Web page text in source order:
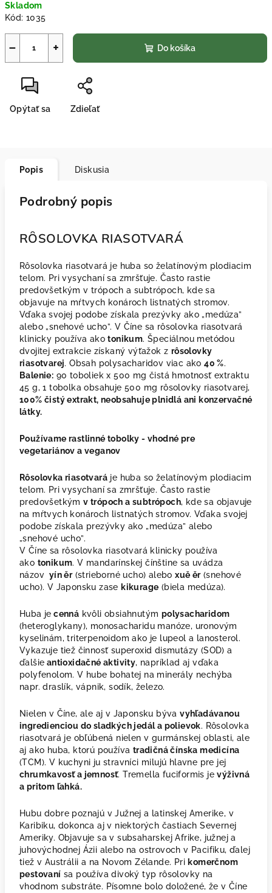
cena:
Skladom
Kód: 1035
+
− Do košíka
Opýtať sa Zdieľať
Popis Diskusia
Podrobný popis
RȎSOLOVKA RIASOTVARÁ
Rôsolovka riasotvará je huba so želatínovým plodiacim
telom. Pri vysychaní sa zmršťuje. Často rastie
predovšetkým v trópoch a subtrópoch, kde sa
objavuje na mŕtvych konároch listnatých stromov.
Vďaka svojej podobe získala prezývky ako „medúza”
alebo „snehové ucho”. V Číne sa rôsolovka riasotvará
klinicky používa akotonikum. Špeciálnou metódou
dvojitej extrakcie získaný výťažok z rôsolovky
riasotvarej. Obsah polysacharidov viac ako40 %.
Balenie: 90 toboliek x 500 mg čistá hmotnosť extraktu
45 g, 1 tobolka obsahuje 500 mg rôsolovky riasotvarej,
100% čistý extrakt, neobsahuje plnidlá ani konzervačné
látky.
Používame rastlinné tobolky - vhodné pre
vegetariánov a veganov
Rôsolovka riasotvará je huba so želatínovým plodiacim
telom. Pri vysychaní sa zmršťuje. Často rastie
predovšetkýmv trópoch a subtrópoch, kde sa objavuje
na mŕtvych konároch listnatých stromov. Vďaka svojej
podobe získala prezývky ako „medúza” alebo
„snehové ucho”.
V Číne sa rôsolovka riasotvará klinicky používa
ako tonikum. V mandarínskej čínštine sa uvádza
názov yín ěr(strieborné ucho) aleboxuě ěr(snehové
ucho). V Japonsku zase kikurage (biela medúza).
Huba je cenná kvôli obsiahnutým polysacharidom
(heteroglykany), monosacharidu manóze, uronovým
kyselinám, triterpenoidom ako je lupeol a lanosterol.
Vykazuje tiež činnosť superoxid dismutázy (SOD) a
ďalšie antioxidačné aktivity, napríklad aj vďaka
polyfenolom. V hube bohatej na minerály nechýba
napr. draslík, vápnik, sodík, železo.
Nielen v Číne, ale aj v Japonsku bývavyhľadávanou
ingredienciou do sladkých jedál a polievok. Rôsolovka
riasotvará je obľúbená nielen v gurmánskej oblasti, ale
aj ako huba, ktorú používa tradičná čínska medicína
(TCM). V kuchyni ju stravníci milujú hlavne pre jej
chrumkavosť a jemnosť. Tremella fuciformis jevýživná
a pritom ľahká.
Hubu dobre poznajú v Južnej a latinskej Amerike, v
Karibiku, dokonca aj v niektorých častiach Severnej
Ameriky. Objavuje sa v subsaharskej Afrike, južnej a
juhovýchodnej Ázii alebo na ostrovoch v Pacifiku, ďalej
tiež v Austrálii a na Novom Zélande. Pri komerčnom
pestovaní sa používa divoký typ rôsolovky na
vhodnom substráte. Písomne bolo doložené, že v Číne